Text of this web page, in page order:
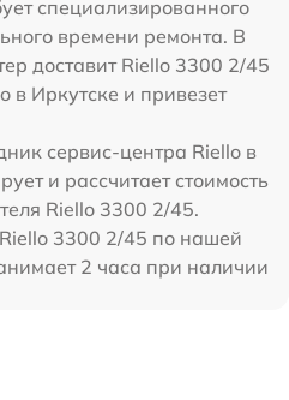
специализированного
времени ремонта. В
доставит Riello 3300 2/45
в Иркутске и привезет
сервис-центра Riello в
и рассчитает стоимость
Riello 3300 2/45.
3300 2/45 по нашей
2 часа при наличии